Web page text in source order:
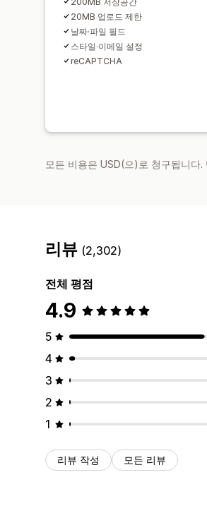
20MB 업로드 제한
날짜·파일 필드
스타일·이메일 설정
reCAPTCHA
모든 비용은 USD(으)로 청구됩니다
리뷰 (2,302)
전체 평점
4.9
5
4
3
2
1
리뷰 작성 모든 리뷰